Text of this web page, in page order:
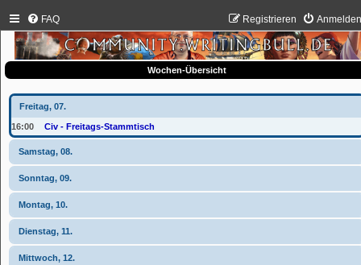
FAQ Registrieren
Wochen-Übersicht
Freitag, 07.
16:00 Civ - Freitags-Stammtisch
Samstag, 08.
Sonntag, 09.
Montag, 10.
Dienstag, 11.
Mittwoch, 12.